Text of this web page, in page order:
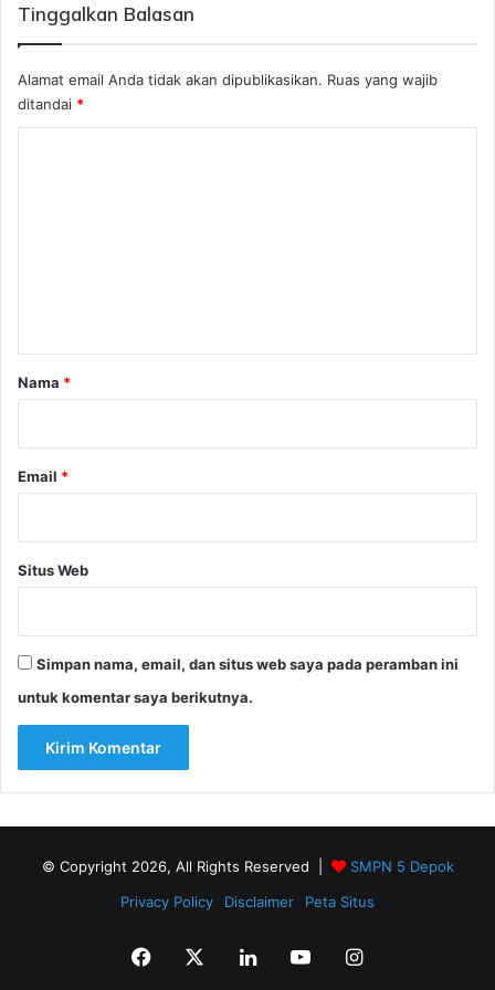
Tinggalkan Balasan
Alamat email Anda tidak akan dipublikasikan. Ruas yang wajib
ditandai *
r
Nama *
Email *
Situs Web
Simpan nama, email, dan situs web saya pada peramban ini
untuk komentar saya berikutnya.
© Copyright 2026, All Rights Reserved |
SMPN 5 Depok
Privacy Policy
Disclaimer Peta Situs
Facebook LinkedInYouTubeInstagram